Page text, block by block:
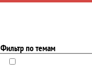
Фильтр по темам